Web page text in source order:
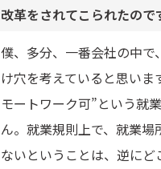
改革をされてこられたので
僕、多分、一番会社の中で
け穴を考えていると思いま
モートワーク可”という就
ん。就業規則上で、就業場
ないということは、逆にど